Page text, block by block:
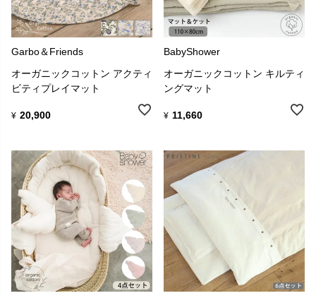
Garbo＆Friends
オーガニックコットン アクティ
ビティプレイマット
¥ 20,900
BabyShower
オーガニックコットン キルティ
ングマット
¥ 11,660